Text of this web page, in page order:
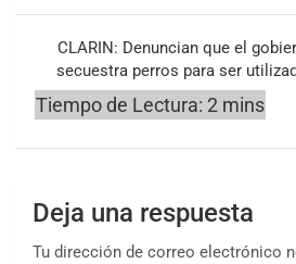
CLARIN: Denuncian que el
secuestra perros para ser
Deja una respuesta
Tu dirección de correo electrónico